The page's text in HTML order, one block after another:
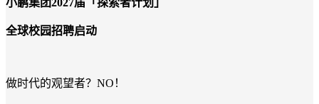
全球校园招聘启动
做时代的观望者？ NO ！